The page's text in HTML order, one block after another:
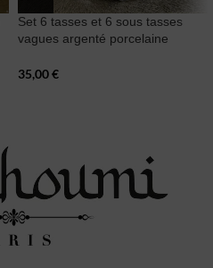
Set 6 tasses et 6 sous tasses
vagues argenté porcelaine
35,00€